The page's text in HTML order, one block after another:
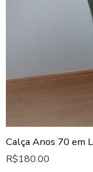
Calça Anos 70 em
R$180.00